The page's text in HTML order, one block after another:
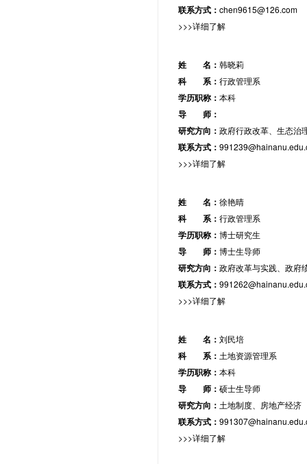
联系方式： chen9615@126.com
>>>详细了解
姓 名： 韩晓莉
科 系： 行政管理系
学历职称： 本科
导 师：
研究方向： 政府行政改革、生态治
联系方式：
>>>详细了解
姓 名： 徐艳晴
科 系： 行政管理系
学历职称： 博士研究生
导 师： 博士生导师
研究方向： 政府改革与实践、政府
联系方式：
>>>详细了解
姓 名： 刘民培
科 系： 土地资源管理系
学历职称： 本科
导 师： 硕士生导师
研究方向： 土地制度、房地产经济
联系方式：
>>>详细了解